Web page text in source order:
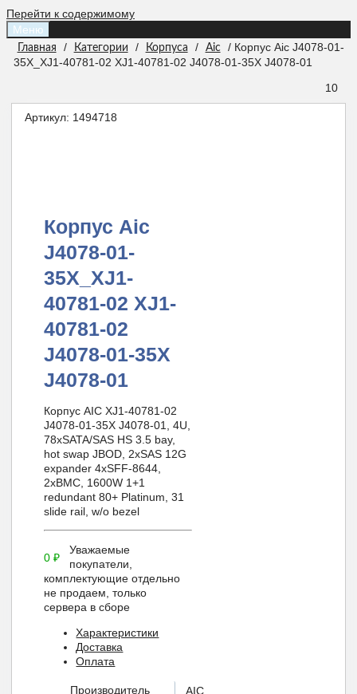
Перейти к содержимому
Меню
Главная / Категории / Корпуса / Aic
/ Корпус Aic J4078-01-
35X_XJ1-40781-02 XJ1-40781-02 J4078-01-35X J4078-01
10
Артикул: 1494718
Корпус Aic
J4078-01-
35X_XJ1-
40781-02 XJ1-
40781-02
J4078-01-35X
J4078-01
Корпус AIC XJ1-40781-02
J4078-01-35X J4078-01, 4U,
78xSATA/SAS HS 3.5 bay,
hot swap JBOD, 2xSAS 12G
expander 4xSFF-8644,
2xBMC, 1600W 1+1
redundant 80+ Platinum, 31
slide rail, w/o bezel
0₽
Уважаемые
покупатели,
комплектующие отдельно
не продаем, только
сервера в сборе
Характеристики
Доставка
Оплата
Производитель
AIC